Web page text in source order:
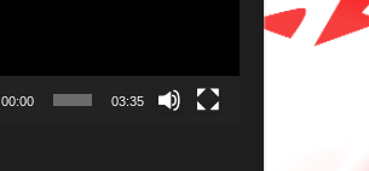
00:00 03:35